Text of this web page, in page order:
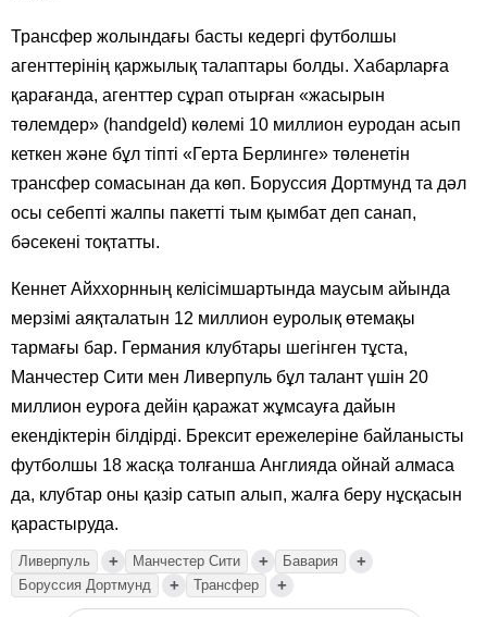
Трансфер жолындағы басты кедергі футболшы
агенттерінің қаржылық талаптары болды. Хабарларға
қарағанда, агенттер сұрап отырған «жасырын
төлемдер» (handgeld) көлемі 10 миллион еуродан асып
кеткен және бұл тіпті «Герта Берлинге» төленетін
трансфер сомасынан да көп. Боруссия Дортмунд та дәл
осы себепті жалпы пакетті тым қымбат деп санап,
бәсекені тоқтатты.
Кеннет Айххорнның келісімшартында маусым айында
мерзімі аяқталатын 12 миллион еуролық өтемақы
тармағы бар. Германия клубтары шегінген тұста,
Манчестер Сити мен Ливерпуль бұл талант үшін 20
миллион еуроға дейін қаражат жұмсауға дайын
екендіктерін білдірді. Брексит ережелеріне байланысты
футболшы 18 жасқа толғанша Англияда ойнай алмаса
да, клубтар оны қазір сатып алып, жалға беру нұсқасын
қарастыруда.
Ливерпуль + Манчестер Сити + Бавария +
Боруссия Дортмунд + Трансфер +